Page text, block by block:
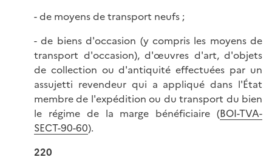
- de moyens de transport neufs ;
- de biens d'occasion (y compris les moyens de
transport d'occasion), d'œuvres d'art, d'objets
de collection ou d'antiquité effectuées par un
assujetti revendeur qui a appliqué dans l'État
membre de l'expédition ou du transport du bien
le régime de la marge bénéficiaire (BOI-TVA-
SECT-90-60).
220